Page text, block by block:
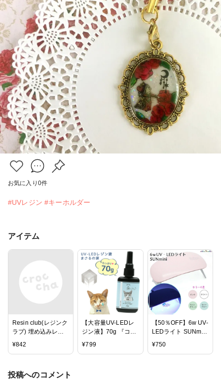
お気に入り 0件
#UVレジン #キーホルダー
アイテム
Resin club(レジンク
ラブ) 埋め込みレジ
ンシール アリス2
資材 約9×15cm アク
¥842
【大容量UV-LEDレ
ジン液】70g 『コス
パ＆クオリティー最
¥799
【50％OFF】6w UV-
LEDライト SUNmini
全4色 /レジンクラフ
¥750
投稿へのコメント